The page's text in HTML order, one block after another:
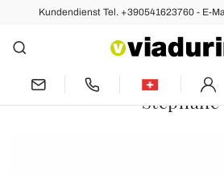
Kundendienst Tel. +390541623760 - E-
Niedriger runder Tisch
farbigem Metall
Stephane